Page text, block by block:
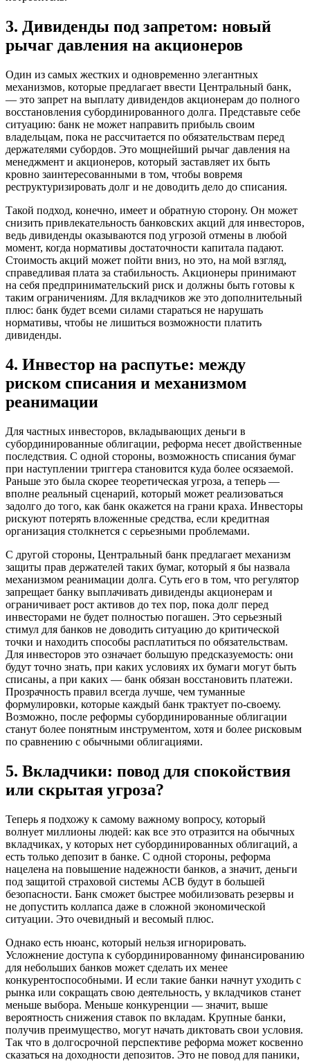
3. Дивиденды под запретом: новый
рычаг давления на акционеров
Один из самых жестких и одновременно элегантных
механизмов, которые предлагает ввести Центральный банк,
— это запрет на выплату дивидендов акционерам до полного
восстановления субординированного долга. Представьте себе
ситуацию: банк не может направить прибыль своим
владельцам, пока не рассчитается по обязательствам перед
держателями субордов. Это мощнейший рычаг давления на
менеджмент и акционеров, который заставляет их быть
кровно заинтересованными в том, чтобы вовремя
реструктуризировать долг и не доводить дело до списания.
Такой подход, конечно, имеет и обратную сторону. Он может
снизить привлекательность банковских акций для инвесторов,
ведь дивиденды оказываются под угрозой отмены в любой
момент, когда нормативы достаточности капитала падают.
Стоимость акций может пойти вниз, но это, на мой взгляд,
справедливая плата за стабильность. Акционеры принимают
на себя предпринимательский риск и должны быть готовы к
таким ограничениям. Для вкладчиков же это дополнительный
плюс: банк будет всеми силами стараться не нарушать
нормативы, чтобы не лишиться возможности платить
дивиденды.
4. Инвестор на распутье: между
риском списания и механизмом
реанимации
Для частных инвесторов, вкладывающих деньги в
субординированные облигации, реформа несет двойственные
последствия. С одной стороны, возможность списания бумаг
при наступлении триггера становится куда более осязаемой.
Раньше это была скорее теоретическая угроза, а теперь —
вполне реальный сценарий, который может реализоваться
задолго до того, как банк окажется на грани краха. Инвесторы
рискуют потерять вложенные средства, если кредитная
организация столкнется с серьезными проблемами.
С другой стороны, Центральный банк предлагает механизм
защиты прав держателей таких бумаг, который я бы назвала
механизмом реанимации долга. Суть его в том, что регулятор
запрещает банку выплачивать дивиденды акционерам и
ограничивает рост активов до тех пор, пока долг перед
инвесторами не будет полностью погашен. Это серьезный
стимул для банков не доводить ситуацию до критической
точки и находить способы расплатиться по обязательствам.
Для инвесторов это означает большую предсказуемость: они
будут точно знать, при каких условиях их бумаги могут быть
списаны, а при каких — банк обязан восстановить платежи.
Прозрачность правил всегда лучше, чем туманные
формулировки, которые каждый банк трактует по-своему.
Возможно, после реформы субординированные облигации
станут более понятным инструментом, хотя и более рисковым
по сравнению с обычными облигациями.
5. Вкладчики: повод для спокойствия
или скрытая угроза?
Теперь я подхожу к самому важному вопросу, который
волнует миллионы людей: как все это отразится на обычных
вкладчиках, у которых нет субординированных облигаций, а
есть только депозит в банке. С одной стороны, реформа
нацелена на повышение надежности банков, а значит, деньги
под защитой страховой системы АСВ будут в большей
безопасности. Банк сможет быстрее мобилизовать резервы и
не допустить коллапса даже в сложной экономической
ситуации. Это очевидный и весомый плюс.
Однако есть нюанс, который нельзя игнорировать.
Усложнение доступа к субординированному финансированию
для небольших банков может сделать их менее
конкурентоспособными. И если такие банки начнут уходить с
рынка или сокращать свою деятельность, у вкладчиков станет
меньше выбора. Меньше конкуренции — значит, выше
вероятность снижения ставок по вкладам. Крупные банки,
получив преимущество, могут начать диктовать свои условия.
Так что в долгосрочной перспективе реформа может косвенно
сказаться на доходности депозитов. Это не повод для паники,